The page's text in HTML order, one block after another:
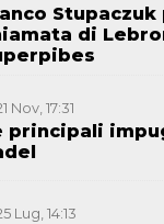
di
Nov, 17:31
principali
Lug, 14:13